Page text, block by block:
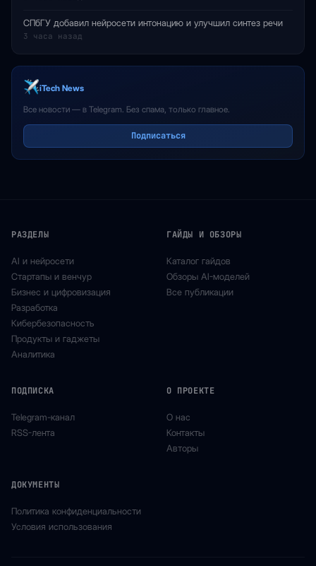
СПбГУ добавил нейросети интонацию и улучшил синтез речи
3 часа назад
iTech News
Все новости — в Telegram. Без спама, только главное.
Подписаться
РАЗДЕЛЫ
AI и нейросети
Стартапы и венчур
Бизнес и цифровизация
Разработка
Кибербезопасность
Продукты и гаджеты
Аналитика
ГАЙДЫ И ОБЗОРЫ
Каталог гайдов
Обзоры AI-моделей
Все публикации
ПОДПИСКА
Telegram-канал
RSS-лента
О ПРОЕКТЕ
О нас
Контакты
Авторы
ДОКУМЕНТЫ
Политика конфиденциальности
Условия использования